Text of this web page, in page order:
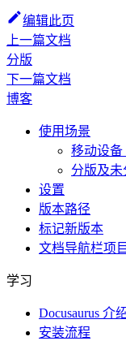
编辑此页
上一篇文档
分版
下一篇文档
博客
使用场景
移动设备
分版及未
设置
版本路径
标记新版本
文档导航栏项目
学习
Docusaurus 介
安装流程